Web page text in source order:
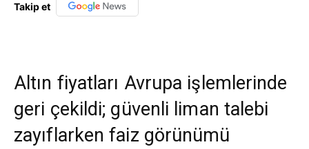
Takip et
Altın fiyatları Avrupa işlemlerinde
geri çekildi; güvenli liman talebi
zayıflarken faiz görünümü